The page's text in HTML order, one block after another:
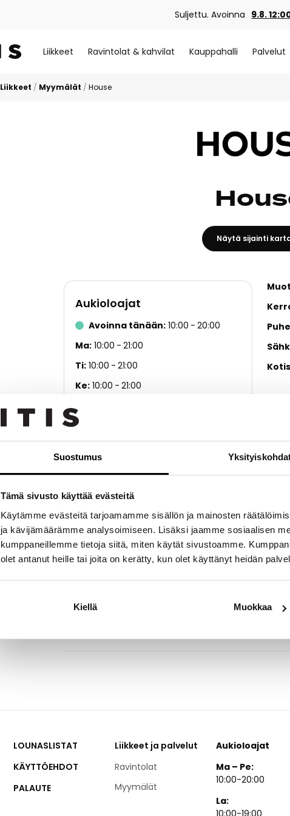
Suostumus
Tämä sivusto käyttää evästeitä
Käytämme evästeitä tarjoamamme sisällön ja mainosten
ja kävijämäärämme analysoimiseen. Lisäksi jaamme sosiaalisen
kumppaneillemme tietoja siitä, miten käytät sivustoamme.
olet antanut heille tai joita on kerätty, kun olet käyttänyt heidän
Kiellä Muokkaa
Suljettu. Avoinna 9.8.
Liikkeet Ravintolat & kahvilat Kauppahalli Palvelut
Liikkeet / Myymälät / House
Näytä sijainti
Aukioloajat
Avoinna tänään 10:00
20:00
Ma 10:00
21:00
Ti 10:00
21:00
Ke 10:00
21:00
Pe
La 10:00
20:00
House on naisille ja miehille suunnattu iloinen ja
opiskelijat ja nuoret aikuiset. Myymälästä löytyy
mukana ja vaatteissamme näytät hyvältä joka päivä.
Housen suunnittelijoilla on todella hyvä taito
kuluttajien toiveita ja odotuksia. Housen
sopivaan hintaan.
LOUNASLISTAT
KÄYTTÖEHDOT
PALAUTE
Liikkeet ja palvelut
Ravintolat
Myymälät
Aukioloajat
Ma – Pe:
10:00-20:00
La:
10:00-19:00